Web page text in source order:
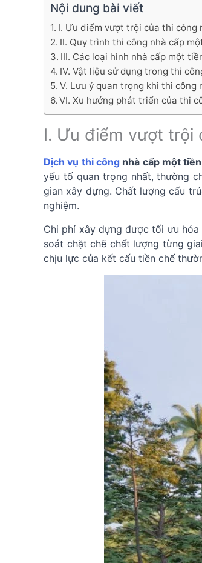
Nội dung bài viết
I. Ưu điểm vượt trội của thi công
II. Quy trình thi công nhà cấp
III. Các loại hình nhà cấp một
IV. Vật liệu sử dụng trong thi
V. Lưu ý quan trọng khi thi công
VI. Xu hướng phát triển của thi
I. Ưu điểm vượt trội
Dịch vụ thi công nhà cấp một
yếu tố quan trọng nhất, thường
gian xây dựng. Chất lượng cấu
nghiệm.
Chi phí xây dựng được tối ưu
soát chặt chẽ chất lượng từng
chịu lực của kết cấu tiền chế